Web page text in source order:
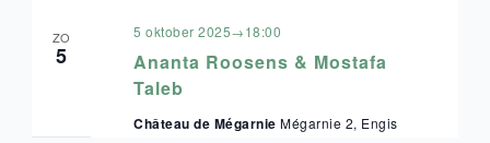
ZO
5
Ananta Roosens & Mostafa
Taleb
5 oktober 2025→18:00
Château de MégarnieMégarnie 2, Engis